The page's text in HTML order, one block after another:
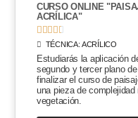
CURSO ONLINE
ACRÍLICA"

TÉCNICA:ACRÍLICO
Estudiarás la aplicación
segundo y tercer plano
finalizar el curso de
una pieza de
vegetación.